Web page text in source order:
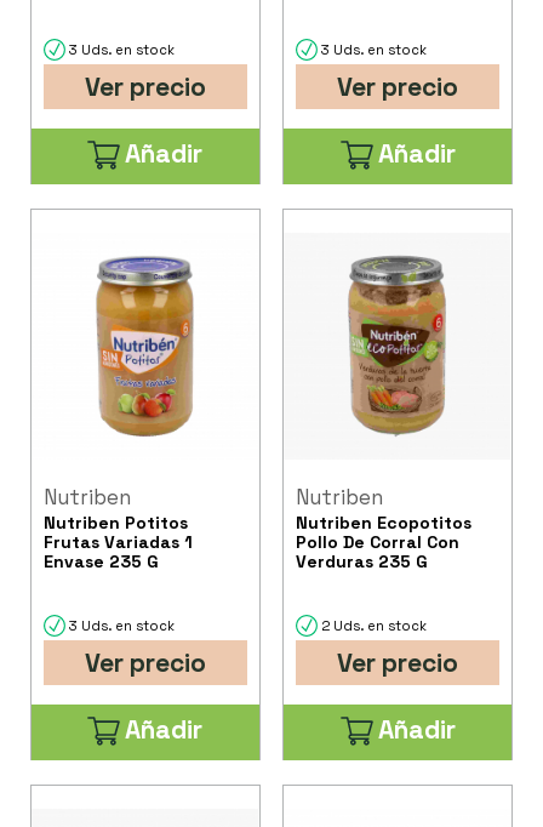
3 Uds. en stock
Ver precio
Añadir
3 Uds. en stock
Ver precio
Añadir
Nutriben
Nutriben Potitos
Frutas Variadas 1
Envase 235 G
3 Uds. en stock
Ver precio
Añadir
Nutriben
Nutriben Ecopotitos
Pollo De Corral Con
Verduras 235 G
2 Uds. en stock
Ver precio
Añadir